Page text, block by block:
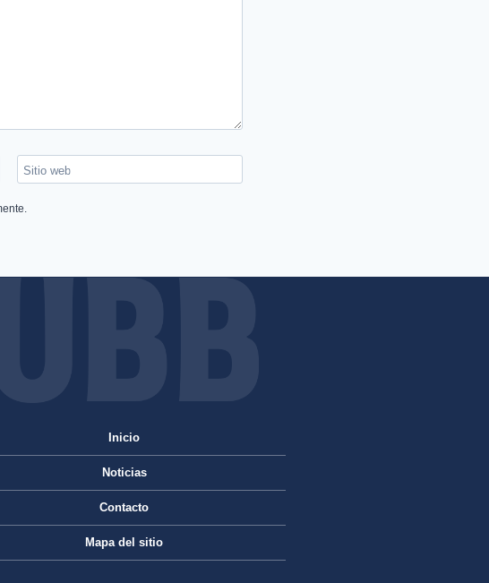
Sitio web
Inicio
Noticias
Contacto
Mapa del sitio